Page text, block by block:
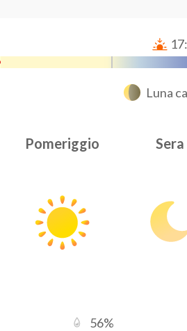
Luna
Pomeriggio Sera
56%